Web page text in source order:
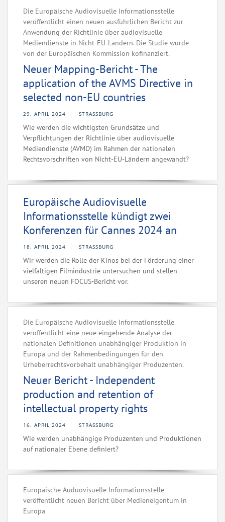
Die Europäische Audiovisuelle Informationsstelle
veröffentlicht einen neuen ausführlichen Bericht zur
Anwendung der Richtlinie über audiovisuelle
Mediendienste in Nicht-EU-Ländern. Die Studie wurde
von der Europäischen Kommission kofinanziert.
Neuer Mapping-Bericht - The
application of the AVMS Directive in
selected non-EU countries
29. APRIL 2024 STRASSBURG
Wie werden die wichtigsten Grundsätze und
Verpflichtungen der Richtlinie über audiovisuelle
Mediendienste (AVMD) im Rahmen der nationalen
Rechtsvorschriften von Nicht-EU-Ländern angewandt?
Europäische Audiovisuelle
Informationsstelle kündigt zwei
Konferenzen für Cannes 2024 an
18. APRIL 2024 STRASSBURG
Wir werden die Rolle der Kinos bei der Förderung einer
vielfältigen Filmindustrie untersuchen und stellen
unseren neuen FOCUS-Bericht vor.
Die Europäische Audiovisuelle Informationsstelle
veröffentlicht eine neue eingehende Analyse der
nationalen Definitionen unabhängiger Produktion in
Europa und der Rahmenbedingungen für den
Urheberrechtsvorbehalt unabhängiger Produzenten.
Neuer Bericht - Independent
production and retention of
intellectual property rights
16. APRIL 2024 STRASSBURG
Wie werden unabhängige Produzenten und Produktionen
auf nationaler Ebene definiert?
Europäische Auduovisuelle Informationsstelle
veröffentlicht neuen Bericht über Medieneigentum in
Europa